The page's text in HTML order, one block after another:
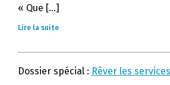
« Que [...]
Lire la suite
Dossier spécial : Rêver les